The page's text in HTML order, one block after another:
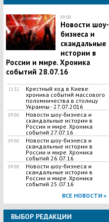
09:00
Новости шоу-
бизнеса и
скандальные
истории в
России и мире. Хроника
событий 28.07.16
11:32
Крестный ход в Киеве:
хроника событий массового
поломничества в столицу
Украины - 27.07.2016
09:00
Новости шоу-бизнеса и
скандальные истории в
России и мире. Хроника
событий 27.07.16
09:00
Новости шоу-бизнеса и
скандальные истории в
России и мире. Хроника
событий 26.07.16
09:00
Новости шоу-бизнеса и
скандальные истории в
России и мире. Хроника
событий 25.07.16
ВСЕ НОВОСТИ »
ВЫБОР РЕДАКЦИИ